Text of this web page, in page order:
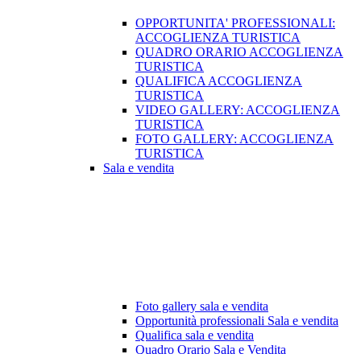
OPPORTUNITA' PROFESSIONALI:
ACCOGLIENZA TURISTICA
QUADRO ORARIO ACCOGLIENZA
TURISTICA
QUALIFICA ACCOGLIENZA
TURISTICA
VIDEO GALLERY: ACCOGLIENZA
TURISTICA
FOTO GALLERY: ACCOGLIENZA
TURISTICA
Sala e vendita
Foto gallery sala e vendita
Opportunità professionali Sala e vendita
Qualifica sala e vendita
Quadro Orario Sala e Vendita